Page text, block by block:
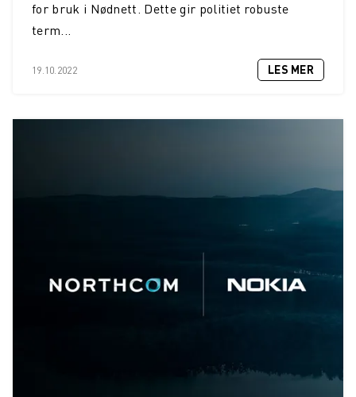
for bruk i Nødnett. Dette gir politiet robuste
term...
19.10.2022 LES MER